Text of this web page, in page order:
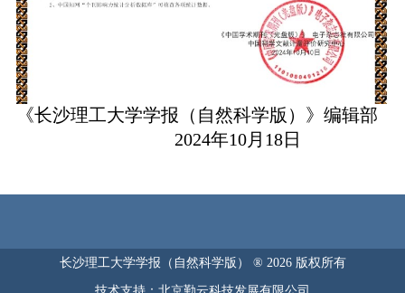
《长沙理工大学学报（自然科学版）》编辑部
2024年10月18日
长沙理工大学学报（自然科学版） ® 2026 版权所有